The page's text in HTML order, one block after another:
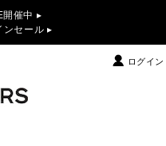
開催中 ▸
ンセール ▸
ログイ